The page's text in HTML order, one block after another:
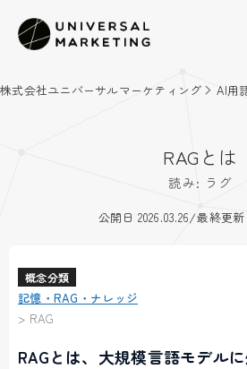
株式会社ユニバーサルマーケティング AI用
RAGとは
読み: ラグ
公開日 2026.03.26/最終更新
概念分類
記憶・RAG・ナレッジ
> RAG
RAGとは、大規模言語モデル